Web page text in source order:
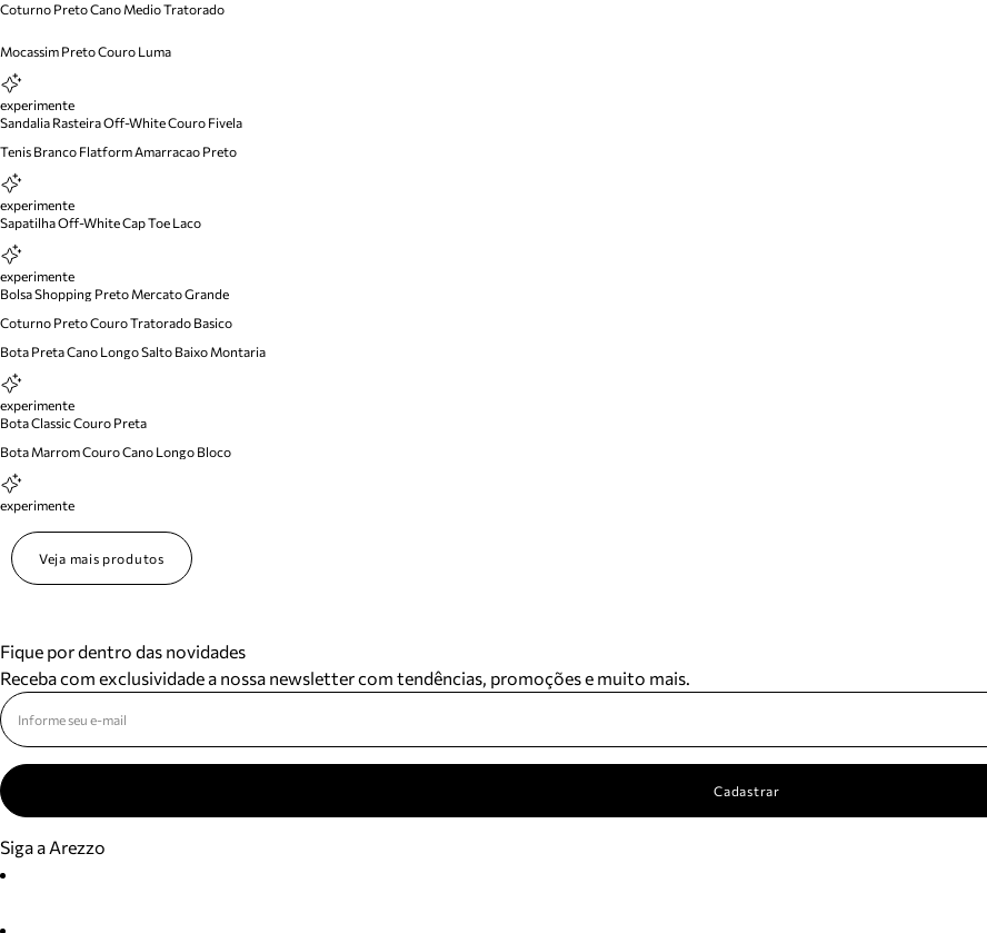
Coturno Preto Cano Medio Tratorado
Mocassim Preto Couro Luma
experimente
Sandalia Rasteira Off-White Couro Fivela
Tenis Branco Flatform Amarracao Preto
experimente
Sapatilha Off-White Cap Toe Laco
experimente
Bolsa Shopping Preto Mercato Grande
Coturno Preto Couro Tratorado Basico
Bota Preta Cano Longo Salto Baixo Montaria
experimente
Bota Classic Couro Preta
Bota Marrom Couro Cano Longo Bloco
experimente
Veja mais produtos
Fique por dentro das novidades
Receba com exclusividade a nossa newsletter com tendências, promoções e muito mais.
Cadastrar
Siga a Arezzo